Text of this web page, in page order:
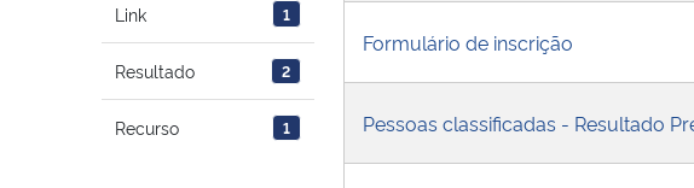
Link 1
Resultado 2
Recurso 1
Formulário de inscrição
Pessoas classificadas - Resultado